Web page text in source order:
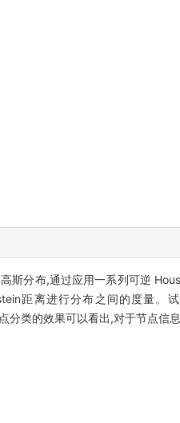
斯分布,通过应用一系列可逆
距离进行分布之间的度量。
类的效果可以看出,对于节点信